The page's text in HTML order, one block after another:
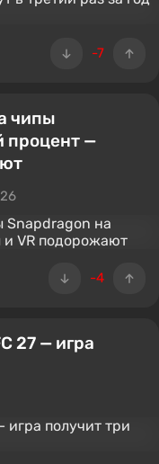
-7
чипы
процент —
-4
27 — игра